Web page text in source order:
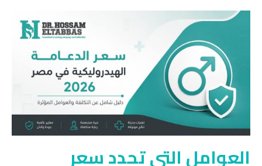
العوامل التي تحدد سعر